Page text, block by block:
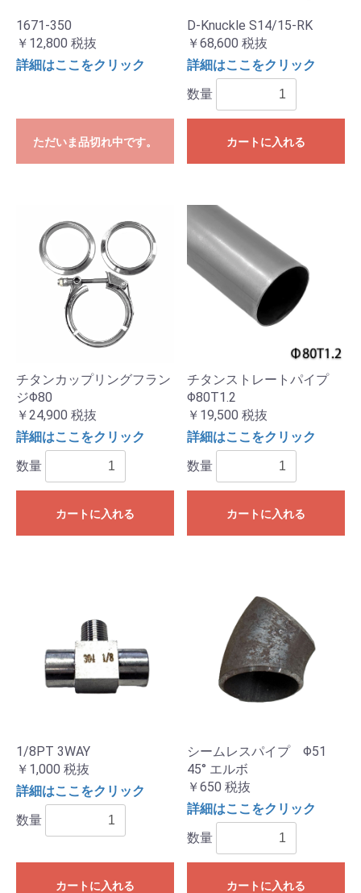
1671-350
￥12,800 税抜
詳細はここをクリック
ただいま品切れ中です。
D-Knuckle S14/15-RK
￥68,600 税抜
詳細はここをクリック
数量
カートに入れる
チタンカップリングフラン
ジΦ80
￥24,900 税抜
詳細はここをクリック
数量
カートに入れる
チタンストレートパイプ
Φ80T1.2
￥19,500 税抜
詳細はここをクリック
数量
カートに入れる
1/8PT 3WAY
￥1,000 税抜
詳細はここをクリック
数量
カートに入れる
シームレスパイプ Φ51
45° エルボ
￥650 税抜
詳細はここをクリック
数量
カートに入れる